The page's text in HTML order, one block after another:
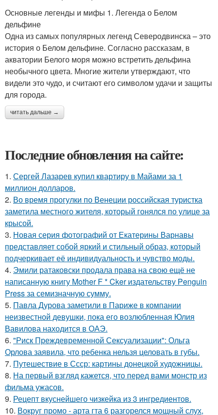
Основные легенды и мифы 1. Легенда о Белом
дельфине
Одна из самых популярных легенд Северодвинска – это
история о Белом дельфине. Согласно рассказам, в
акватории Белого моря можно встретить дельфина
необычного цвета. Многие жители утверждают, что
видели это чудо, и считают его символом удачи и защиты
для города.
читать дальше →
Последние обновления на сайте:
1. Сергей Лазарев купил квартиру в Майами за 1
миллион долларов.
2. Во время прогулки по Венеции российская туристка
заметила местного жителя, который гонялся по улице за
крысой.
3. Новая серия фотографий от Екатерины Варнавы
представляет собой яркий и стильный образ, который
подчеркивает её индивидуальность и чувство моды.
4. Эмили ратаковски продала права на свою ещё не
написанную книгу Mother F * Cker издательству Penguin
Press за семизначную сумму.
5. Павла Дурова заметили в Париже в компании
неизвестной девушки, пока его возлюбленная Юлия
Вавилова находится в ОАЭ.
6. "Риск Преждевременной Сексуализации": Ольга
Орлова заявила, что ребенка нельзя целовать в губы.
7. Путешествие в Ссср: картины донецкой художницы.
8. На первый взгляд кажется, что перед вами монстр из
фильма ужасов.
9. Рецепт вкуснейшего чизкейка из 3 ингредиентов.
10. Вокруг промо - арта гта 6 разгорелся мощный слух,